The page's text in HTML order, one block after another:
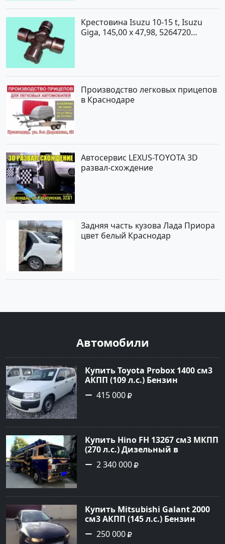
Крестовина Isuzu 10-15 t, Isuzu
Giga, 145,00 x 47,98, 5264720
Производство легковых прицепов
в Краснодаре
Автосервис LEXUS-TOYOTA 3D
развал-схождение
Задняя часть кузова Лада Приора
цвет белый Краснодар
Автомобили
Купить Toyota Probox 1400 см3
АКПП (109 л.с.) Бензин
инжектор в Новороссийск:
цвет белый Универсал 2010
Авторынок23
415 000
Купить Hino FH 13267 см3 МКПП
(270 л.с.) Дизельный в
г.Краснодар: цвет Синий
Грузовые шасси 1992 года по
Авторынок23
2 340 000
Купить Mitsubishi Galant 2000
см3 АКПП (145 л.с.) Бензин
инжектор в Краснодар: цвет
черный Седан 2000 года по
250 000